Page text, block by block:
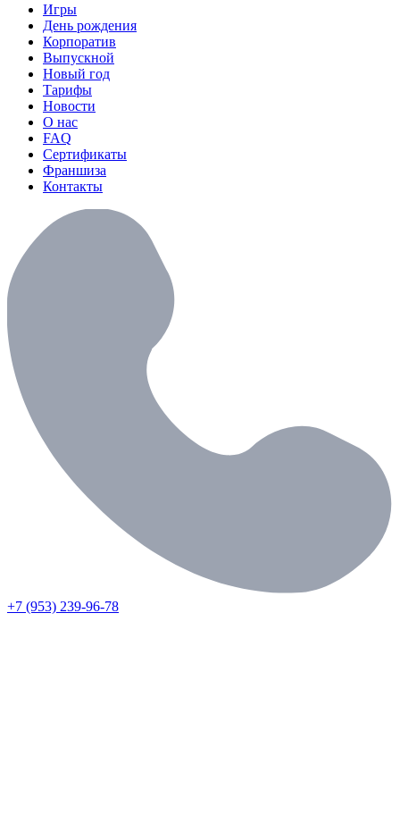
Игры
День рождения
Корпоратив
Выпускной
Новый год
Тарифы
Новости
О нас
FAQ
Сертификаты
Франшиза
Контакты
+7 (953) 239-96-78